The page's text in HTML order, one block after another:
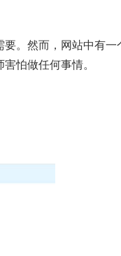
。然而，网站中有一
怕做任何事情。